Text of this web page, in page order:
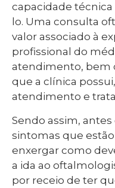
capacidade
lo. Uma consulta
valor associado à
profissional do
atendimento, bem
que a clínica
atendimento e
Sendo assim,
sintomas que
enxergar como
a ida ao
por receio de ter